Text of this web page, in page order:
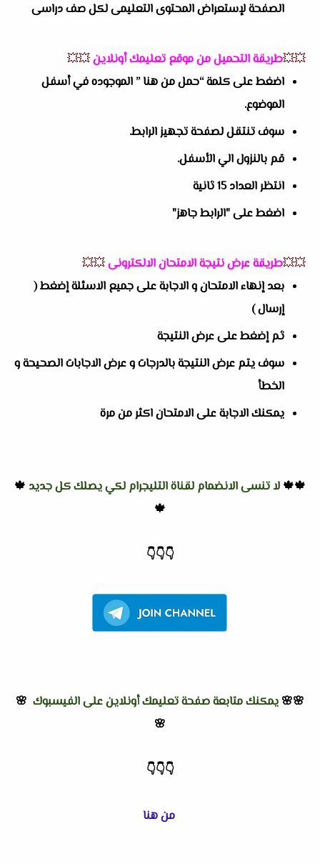
الصفحة لإستعراض المحتوى التعليمى لكل صف دراسى
💥💥طريقة التحميل من موقع تعليمك أونلاين💥💥
اضغط على كلمة “حمل من هنا ” الموجوده في أسفل
الموضوع.
سوف تنتقل لصفحة تجهيز الرابط.
قم بالنزول الي الأسفل.
انتظر العداد 15 ثانية
اضغط على "الرابط جاهز"
💥💥طريقة عرض نتيجة الامتحان الالكترونى💥💥
بعد إنهاء الامتحان و الاجابة على جميع الاسئلة إضغط (
إرسال )
ثم إضغط على عرض النتيجة
سوف يتم عرض النتيجة بالدرجات و عرض الاجابات الصحيحة و
الخطأ
يمكنك الاجابة على الامتحان اكثر من مرة
🍁🍁 لا تنسى الانضمام لقناة التليجرام لكي يصلك كل جديد 🍁
🍁
👇
👇
👇
🌸🌸 يمكنك متابعة صفحة تعليمك أونلاين على الفيسبوك 🌸
🌸
👇
👇
👇
من هنا